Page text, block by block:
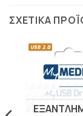
ΣΧΕΤΙΚΆ